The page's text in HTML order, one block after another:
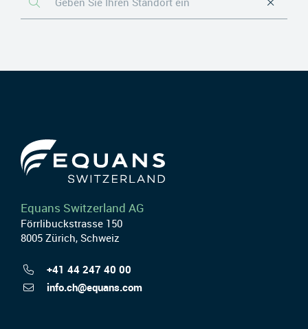
Equans Switzerland AG
Förrlibuckstrasse 150
8005 Zürich, Schweiz
+41 44 247 40 00
info.ch@equans.com